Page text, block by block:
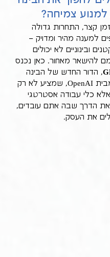
צמיחה?
קצר, התחרות גדולה
למענה מהיר ומדויק –
ובינוניים לא יכולים
להישאר מאחור. כאן נכנס
, הדור החדש של הבינה
המלאכותית מבית OpenAI, שמציע לא רק
כלי עבודה אסטרטגי
את הדרך שבה אתם עובדים,
את העסק.